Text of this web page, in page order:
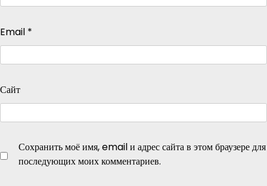
Email *
Сайт
Сохранить моё имя, email и адрес сайта в этом браузере для
последующих моих комментариев.